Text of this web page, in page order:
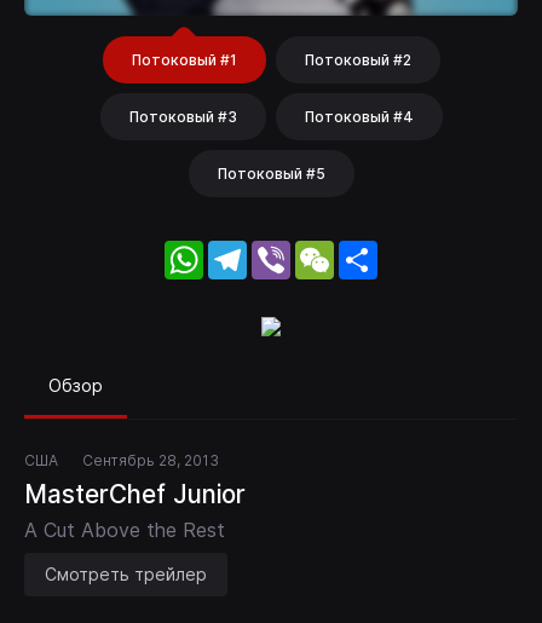
Потоковый #1 Потоковый #2
Потоковый #3 Потоковый #4
Потоковый #5
WhatsApp
Telegram
Viber WeChat
Обзор
США Сентябрь 28, 2013
MasterChef Junior
A Cut Above the Rest
Смотреть трейлер